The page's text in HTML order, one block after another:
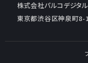
株式会社パルコデジタ
東京都渋谷区神泉町8-